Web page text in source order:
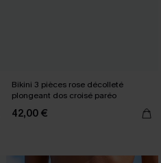
Bikini 3 pièces rose décolleté
plongeant dos croisé paréo
42,00 €